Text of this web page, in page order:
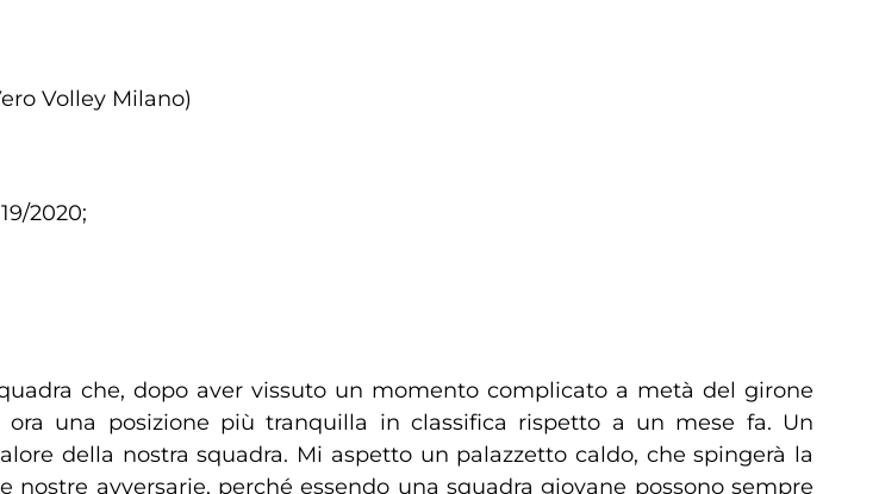
Volley Milano)
2020;
che, dopo aver vissuto un momento complicato a metà del girone
una posizione più tranquilla in classifica rispetto a un mese fa. Un
della nostra squadra. Mi aspetto un palazzetto caldo, che spingerà la
avversarie, perché essendo una squadra giovane possono sempre